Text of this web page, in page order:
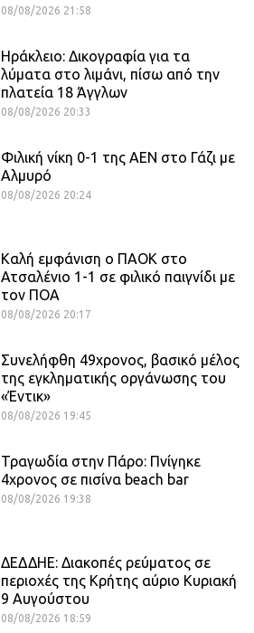
08/08/2026 21:58
Ηράκλειο: Δικογραφία για τα
λύματα στο λιμάνι, πίσω από την
πλατεία 18 Άγγλων
08/08/2026 20:33
Φιλική νίκη 0-1 της ΑΕΝ στο Γάζι με
Αλμυρό
08/08/2026 20:24
Καλή εμφάνιση ο ΠΑΟΚ στο
Ατσαλένιο 1-1 σε φιλικό παιγνίδι με
τον ΠΟΑ
08/08/2026 20:17
Συνελήφθη 49χρονος, βασικό μέλος
της εγκληματικής οργάνωσης του
«Έντικ»
08/08/2026 19:45
Τραγωδία στην Πάρο: Πνίγηκε
4χρονος σε πισίνα beach bar
08/08/2026 19:38
ΔΕΔΔΗΕ: Διακοπές ρεύματος σε
περιοχές της Κρήτης αύριο Κυριακή
9 Αυγούστου
08/08/2026 18:59